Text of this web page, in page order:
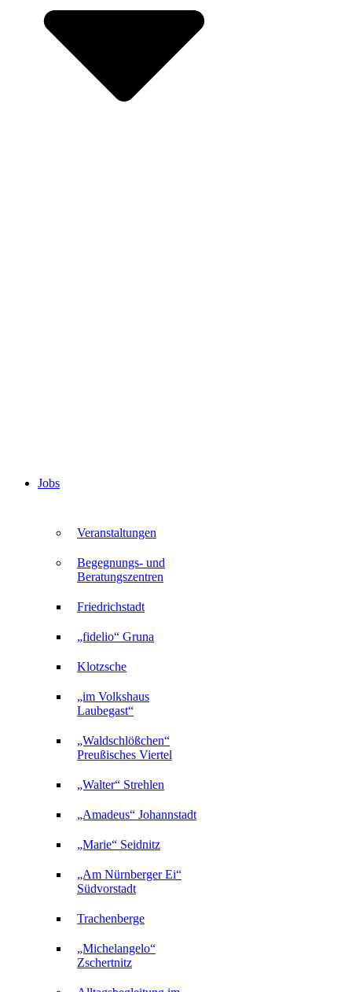
Veranstaltungen
Begegnungs- und
Beratungszentren
Friedrichstadt
„fidelio“ Gruna
Klotzsche
„im Volkshaus
Laubegast“
„Waldschlößchen“
Preußisches Viertel
„Walter“ Strehlen
„Amadeus“ Johannstadt
„Marie“ Seidnitz
„Am Nürnberger Ei“
Südvorstadt
Trachenberge
„Michelangelo“
Zschertnitz
Jobs